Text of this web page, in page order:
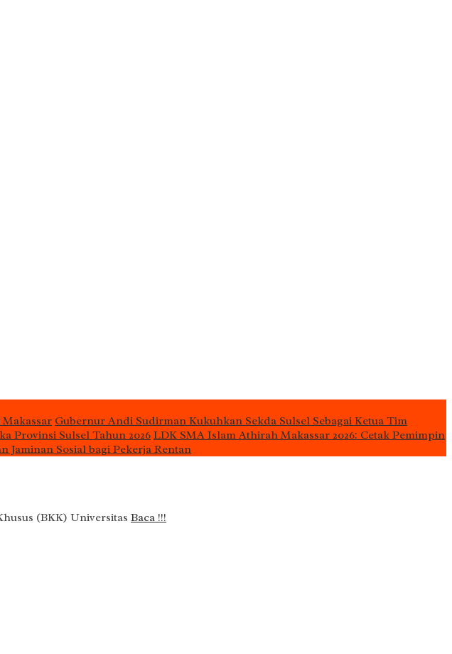
Gubernur Andi Sudirman Kukuhkan Sekda Sulsel Sebagai Ketua Tim
Provinsi Sulsel Tahun 2026 LDK SMA Islam Athirah Makassar 2026: Cetak Pemimpin
Jaminan Sosial bagi Pekerja Rentan
(BKK) Universitas Baca !!!